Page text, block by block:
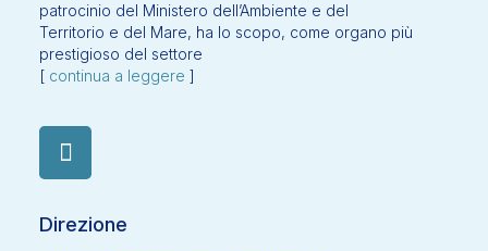
patrocinio del Ministero dell’Ambiente e del
Territorio e del Mare, ha lo scopo, come organo più
prestigioso del settore
[ continua a leggere ]
Direzione